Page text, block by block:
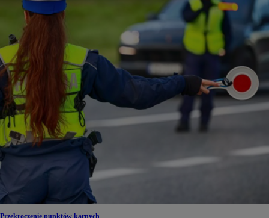
Przekroczenie punktów karnych